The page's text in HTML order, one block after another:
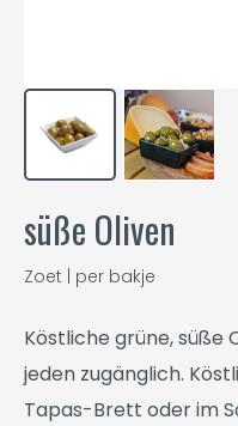
süße Oliven
Zoet | per bakje
Köstliche grüne, süße
jeden zugänglich.
Tapas-Brett oder im